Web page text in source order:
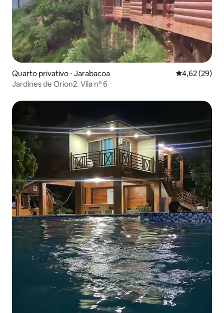
Quarto privativo ⋅ Jarabacoa 4,62 de uma
4,62 (29)
Jardines de Orion2. Vila nº 6